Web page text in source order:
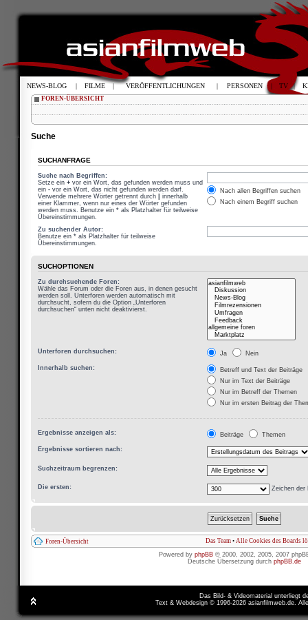
FOREN-ÜBERSICHT
Suche
SUCHANFRAGE
Suche nach Begriffen:
Setze ein + vor ein Wort, das gefunden werden muss und
ein - vor ein Wort, das nicht gefunden werden darf.
Verwende mehrere Wörter getrennt durch
innerhalb
einer Klammer, wenn nur eines der Wörter gefunden
werden muss. Benutze ein * als Platzhalter für teilweise
Übereinstimmungen.
Nach allen Begriffen suchen
Nach einem Begriff suchen
Zu suchender Autor:
Benutze ein * als Platzhalter für teilweise
Übereinstimmungen.
SUCHOPTIONEN
Zu durchsuchende Foren:
Wähle das Forum oder die Foren aus, in denen gesucht
werden soll. Unterforen werden automatisch mit
durchsucht, sofern du die Option „Unterforen
durchsuchen“ unten nicht deaktivierst.
Unterforen durchsuchen: Ja Nein
Innerhalb suchen:
Betreff und Text der Beiträge
Nur im Text der Beiträge
Nur im Betreff der Themen
Nur im ersten Beitrag der
Ergebnisse anzeigen als: Beiträge Themen
Ergebnisse sortieren nach:
Suchzeitraum begrenzen:
Die ersten: Zeichen der
Foren-Übersicht Das Team • Alle Cookies des Boards
Powered by phpBB © 2000, 2002, 2005, 2007
Deutsche Übersetzung durch phpBB.de
Das Bild- & Videomaterial unterliegt
Text & Webdesign © 1996-2026 asianfilmweb.de.
NEWS-BLOG | FILME | VERÖFFENTLICHUNGEN | PERSONEN | TV |